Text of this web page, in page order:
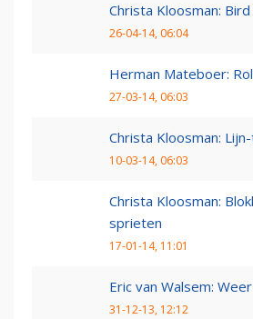
Christa Kloosman:
26-04-14, 06:04
Herman Mateboer:
27-03-14, 06:03
Christa Kloosman:
10-03-14, 06:03
Christa Kloosman:
sprieten
17-01-14, 11:01
Eric van Walsem: Weer
31-12-13, 12:12